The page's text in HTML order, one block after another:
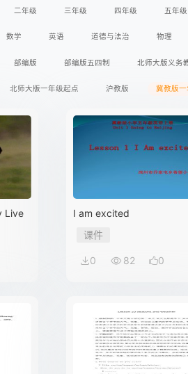
二年级 三年级 四年级 五年级
数学 英语 道德与法治 物理
部编版 部编版五四制 北师大版义务
北师大版一年级起点 沪教版 冀教版
语文版义务教育版 冀人版义务教育版
湘教版
科版
人民出版社
Live
I am excited
课件
0 82 0